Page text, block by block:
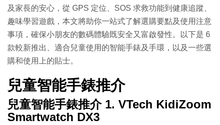
及家長的安心，從 GPS 定位、SOS 求救功能到健康追蹤、
趣味學習遊戲，本文將助你一站式了解選購要點及使用注意
事項，確保小朋友的數碼體驗既安全又富啟發性。以下是 6
款較新推出、適合兒童使用的智能手錶及手環，以及一些選
購和使用上的貼士。
兒童智能手錶推介
兒童智能手錶推介 1. VTech KidiZoom
Smartwatch DX3